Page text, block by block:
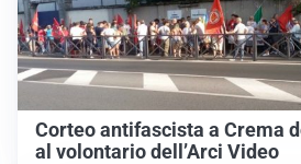
Corteo antifascista a Crema
al volontario dell’Arci Video